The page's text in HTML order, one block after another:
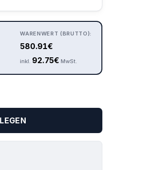
WARENWERT (BRUTTO):
580.91€
inkl. 92.75€ MwSt.